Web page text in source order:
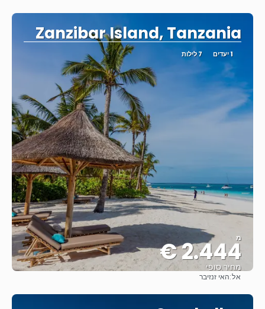
Zanzibar Island, Tanzania
1 יעדים 7 לילות
מ
2.444 €
מחיר סופי
אל:האי זנזיבר